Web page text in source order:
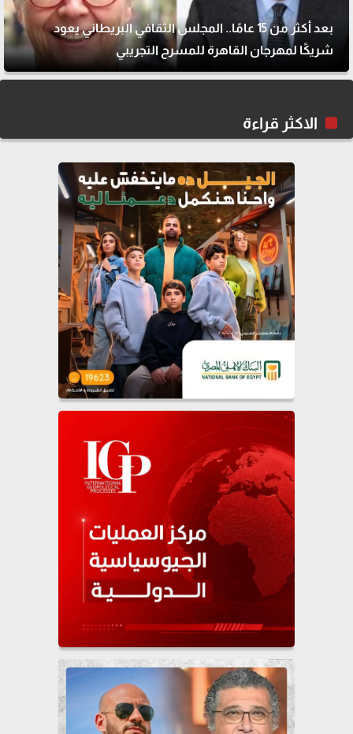
بعد أكثر من 15 عامًا.. المجلس الثقافي البريطاني يعود
شريكًا لمهرجان القاهرة للمسرح التجريبي
الاكثر قراءة